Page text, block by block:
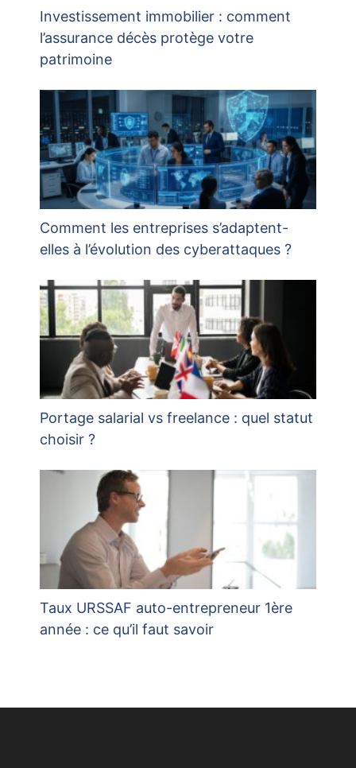
Investissement immobilier : comment
l’assurance décès protège votre
patrimoine
Comment les entreprises s’adaptent-
elles à l’évolution des cyberattaques ?
Portage salarial vs freelance : quel statut
choisir ?
Taux URSSAF auto-entrepreneur 1ère
année : ce qu’il faut savoir